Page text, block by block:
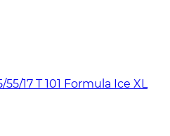
17 T 101 Formula Ice XL